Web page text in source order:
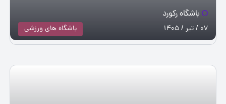
باشگاه رکورد
باشگاه های ورزشی 07 / تیر / 1405